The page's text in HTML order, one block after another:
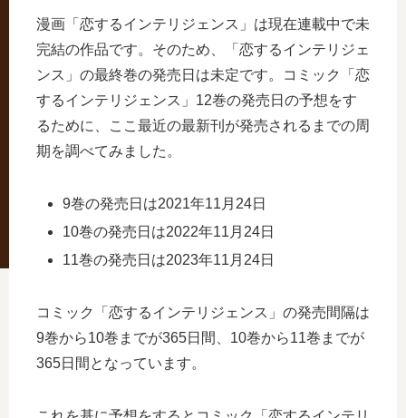
漫画「恋するインテリジェンス」は現在連載中で未
完結の作品です。そのため、「恋するインテリジェ
ンス」の最終巻の発売日は未定です。コミック「恋
するインテリジェンス」12巻の発売日の予想をす
るために、ここ最近の最新刊が発売されるまでの周
期を調べてみました。
9巻の発売日は2021年11月24日
10巻の発売日は2022年11月24日
11巻の発売日は2023年11月24日
コミック「恋するインテリジェンス」の発売間隔は
9巻から10巻までが365日間、10巻から11巻までが
365日間となっています。